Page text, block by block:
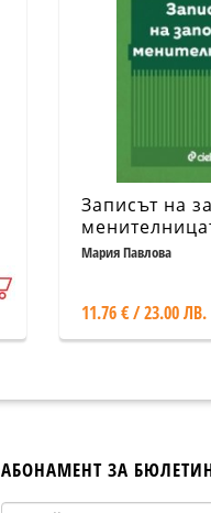
Записът на
Мария Павлова
11.76 € / 23.00 ЛВ.
АБОНАМЕНТ ЗА